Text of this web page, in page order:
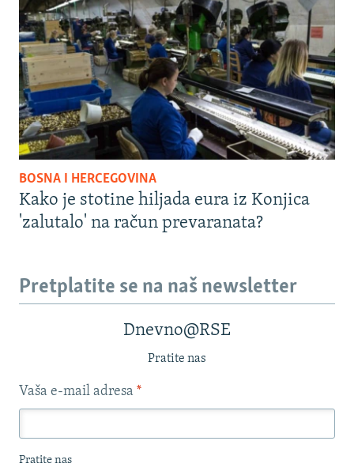
BOSNA I HERCEGOVINA
Kako je stotine hiljada eura iz Konjica
'zalutalo' na račun prevaranata?
Pretplatite se na naš newsletter
Dnevno@RSE
Pratite nas
Vaša e-mail adresa *
Pratite nas